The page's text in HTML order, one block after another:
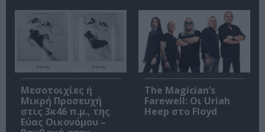
Μεσοτοιχίες ή
Μικρή Προσευχή
στις 3κ46 π.μ., της
Εύας Οικονόμου –
The Magician’s
Farewell: Οι Uriah
Heep στο Floyd